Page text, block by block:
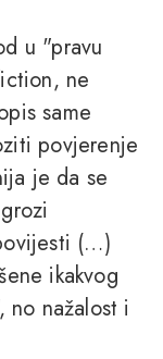
u "pravu
ne
same
povjerenje
je da se
(…)
ikakvog
no nažalost i